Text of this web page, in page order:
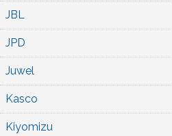
JBL
JPD
Juwel
Kasco
Kiyomizu